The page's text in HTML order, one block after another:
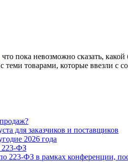
что пока невозможно сказать,
товарами, которые ввезли с
для заказчиков и поставщиков
2026 года
223-ФЗ
223-ФЗ в рамках конференции,